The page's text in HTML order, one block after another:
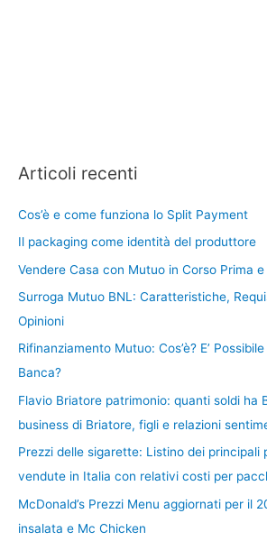
Articoli recenti
Cos’è e come funziona lo Split Payment
Il packaging come identità del produttore
Vendere Casa con Mutuo in Corso Prima
Surroga Mutuo BNL: Caratteristiche,
Opinioni
Rifinanziamento Mutuo: Cos’è? E’
Banca?
Flavio Briatore patrimonio: quanti soldi ha
business di Briatore, figli e relazioni
Prezzi delle sigarette: Listino dei principali
vendute in Italia con relativi costi per
McDonald’s Prezzi Menu aggiornati per il
insalata e Mc Chicken